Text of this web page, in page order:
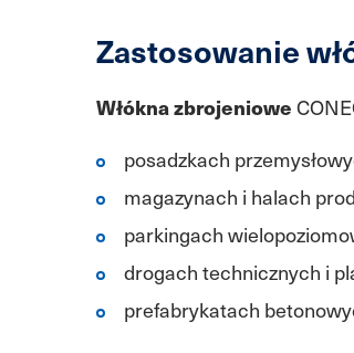
Zastosowanie
Włókna zbrojeniowe
posadzkach
magazynach i halach
parkingach
drogach technicznych i
prefabrykatach